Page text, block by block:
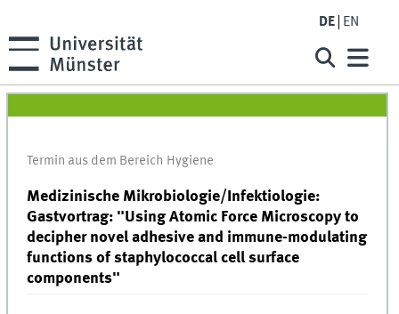
DE EN
Termin aus dem Bereich Hygiene
Medizinische Mikrobiologie/Infektiologie:
Gastvortrag: "Using Atomic Force Microscopy to
decipher novel adhesive and immune-modulating
functions of staphylococcal cell surface
components"